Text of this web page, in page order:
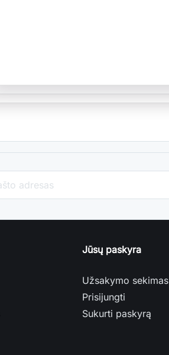
Jūsų paskyra
Užsakymo sekimas
Prisijungti
Sukurti paskyrą